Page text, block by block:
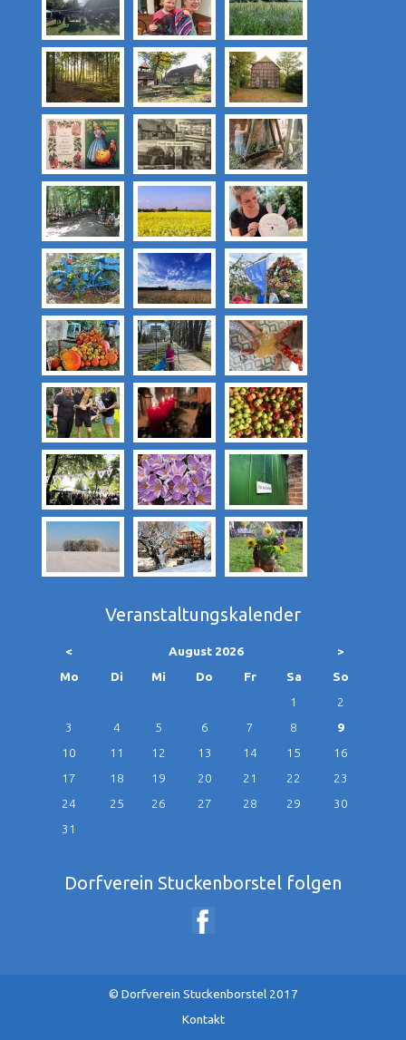
Veranstaltungskalender
< August 2026
>
Montag Di enstag
Mi ttwoch
Do nnerstag
Freitag SamstagSonntag
1
2
3
4 5 6 7 8
9
10
11 12 13 14 15
16
17
18 19 20 21 22
23
24
25 26 27 28 29
30
31
Dorfverein Stuckenborstel folgen
© Dorfverein Stuckenborstel 2017
Navigation
Kontakt